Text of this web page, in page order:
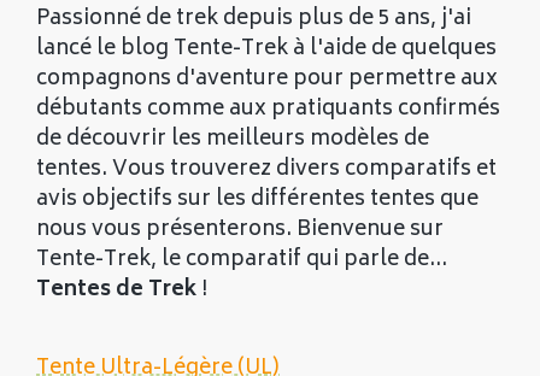
Passionné de trek depuis plus de 5 ans, j'ai
lancé le blog Tente-Trek à l'aide de quelques
compagnons d'aventure pour permettre aux
débutants comme aux pratiquants confirmés
de découvrir les meilleurs modèles de
tentes. Vous trouverez divers comparatifs et
avis objectifs sur les différentes tentes que
nous vous présenterons. Bienvenue sur
Tente-Trek, le comparatif qui parle de...
Tentes de Trek !